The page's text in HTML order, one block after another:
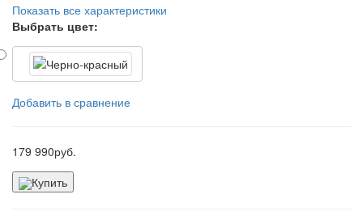
Показать все характеристики
Выбрать цвет:
Добавить в сравнение
179 990руб.
Купить